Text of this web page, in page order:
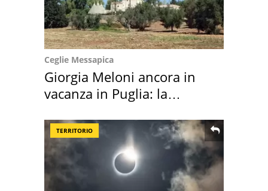
Ceglie Messapica
Giorgia Meloni ancora in
vacanza in Puglia: la
TERRITORIO